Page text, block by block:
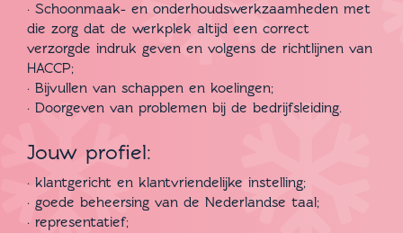
· Schoonmaak- en onderhoudswerkzaamheden met
die zorg dat de werkplek altijd een correct
verzorgde indruk geven en volgens de richtlijnen van
HACCP;
· Bijvullen van schappen en koelingen;
· Doorgeven van problemen bij de bedrijfsleiding.
Jouw profiel:
· klantgericht en klantvriendelijke instelling;
· goede beheersing van de Nederlandse taal;
· representatief;